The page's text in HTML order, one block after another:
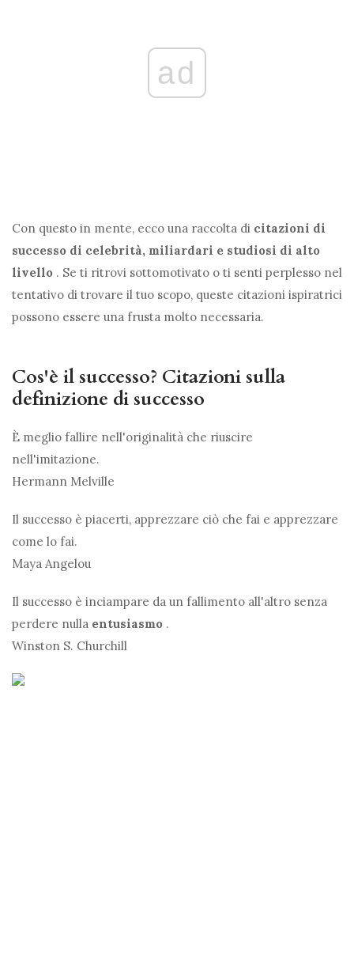
ad
Con questo in mente, ecco una raccolta di citazioni di
successo di celebrità, miliardari e studiosi di alto
livello . Se ti ritrovi sottomotivato o ti senti perplesso nel
tentativo di trovare il tuo scopo, queste citazioni ispiratrici
possono essere una frusta molto necessaria.
Cos'è il successo? Citazioni sulla
definizione di successo
È meglio fallire nell'originalità che riuscire
nell'imitazione.
Hermann Melville
Il successo è piacerti, apprezzare ciò che fai e apprezzare
come lo fai.
Maya Angelou
Il successo è inciampare da un fallimento all'altro senza
perdere nulla entusiasmo .
Winston S. Churchill